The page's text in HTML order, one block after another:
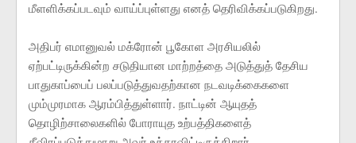
மீளளிக்கப்படவும் வாய்ப்புள்ளது எனத் தெரிவிக்கப்படுகிறது.
அதிபர் எமானுவல் மக்ரோன் பூகோள அரசியலில்
ஏற்பட்டிருக்கின்ற சடுதியான மாற்றத்தை அடுத்துத் தேசிய
பாதுகாப்பைப் பலப்படுத்துவதற்கான நடவடிக்கைகளை
மும்முரமாக ஆரம்பித்துள்ளார். நாட்டின் ஆயுதத்
தொழிற்சாலைகளில் போராயுத உற்பத்திகளைத்